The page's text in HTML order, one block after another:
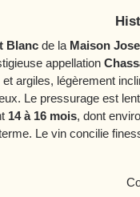
Blanc de la Maison
appellation
argiles, légèrement
Le pressurage est
14 à 16 mois, dont
Le vin concilie